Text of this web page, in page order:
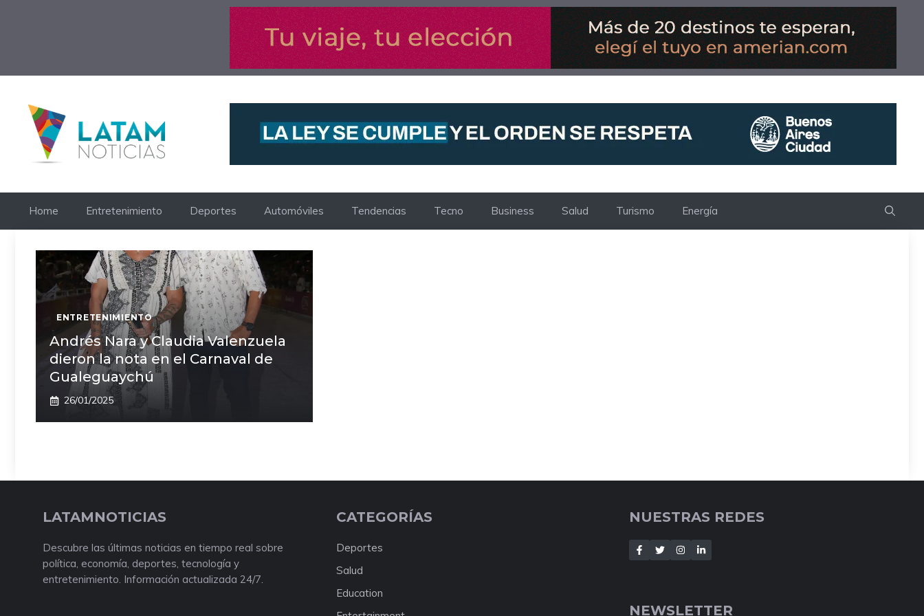
Home Entretenimiento Deportes Automóviles Tendencias Tecno Business Salud Turismo Energía
ENTRETENIMIENTO
Andrés Nara y Claudia Valenzuela
dieron la nota en el Carnaval de
Gualeguaychú
26/01/2025
LATAMNOTICIAS
Descubre las últimas noticias en tiempo real sobre
política, economía, deportes, tecnología y
entretenimiento. Información actualizada 24/7.
CATEGORÍAS
Deportes
Salud
Education
NUESTRAS REDES
NEWSLETTER